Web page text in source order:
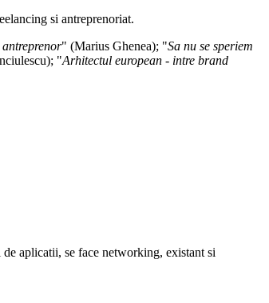
si antreprenoriat.
" (Marius Ghenea); "Sa nu se speriem
"Arhitectul european - intre brand
aplicatii, se face networking, existant si